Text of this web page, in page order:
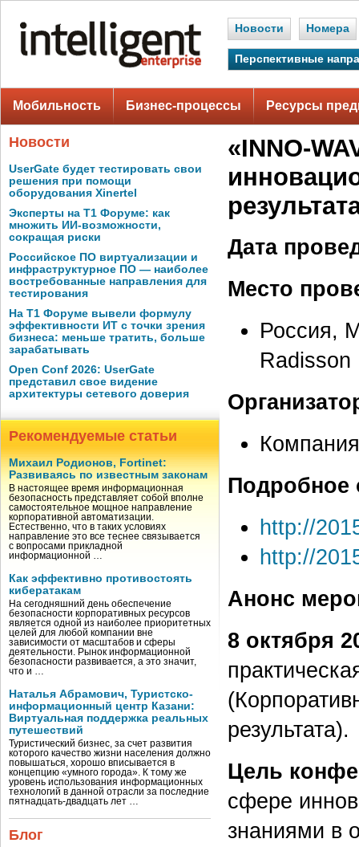
Новости Номера
Перспективные
Мобильность Бизнес-процессы Ресурсы
Новости
UserGate будет тестировать свои
решения при помощи
оборудования Xinertel
Эксперты на Т1 Форуме: как
множить ИИ-возможности,
сокращая риски
Российское ПО виртуализации и
инфраструктурное ПО — наиболее
востребованные направления для
тестирования
На Т1 Форуме вывели формулу
эффективности ИТ с точки зрения
бизнеса: меньше тратить, больше
зарабатывать
Open Conf 2026: UserGate
представил свое видение
архитектуры сетевого доверия
Рекомендуемые статьи
Михаил Родионов, Fortinet:
Развиваясь по известным законам
В настоящее время информационная
безопасность представляет собой вполне
самостоятельное мощное направление
корпоративной автоматизации.
Естественно, что в таких условиях
направление это все теснее связывается
с вопросами прикладной
информационной …
Как эффективно противостоять
кибератакам
На сегодняшний день обеспечение
безопасности корпоративных ресурсов
является одной из наиболее приоритетных
целей для любой компании вне
зависимости от масштабов и сферы
деятельности. Рынок информационной
безопасности развивается, а это значит,
что и …
Наталья Абрамович, Туристско-
информационный центр Казани:
Виртуальная поддержка реальных
путешествий
Туристический бизнес, за счет развития
которого качество жизни населения должно
повышаться, хорошо вписывается в
концепцию «умного города». К тому же
уровень использования информационных
технологий в данной отрасли за последние
пятнадцать-двадцать лет …
Блог
«INNO-
Дата
Место
Россия,
Radisson
Подробное
http://
http://
Анонс
8 октября
результата).
Цель
сфере
знаниями в